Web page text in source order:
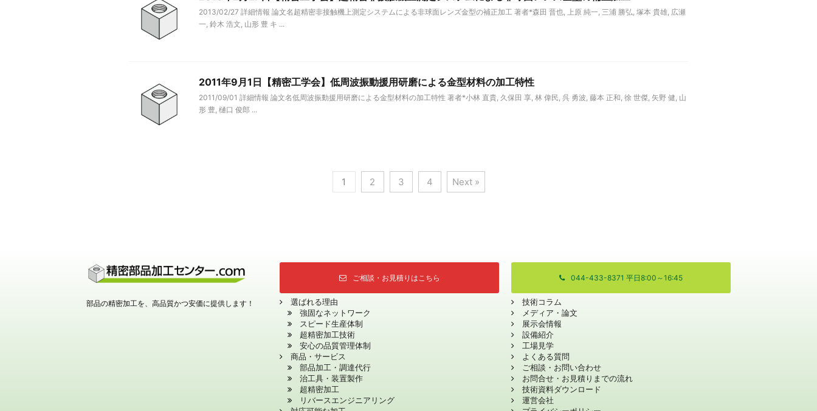
2013/02/27 詳細情報 論文名超精密非接触機上測定システムによる非球面レンズ金型の補正加工 著者*森田 晋也, 上原 純一, 三浦 勝弘, 塚本 貴雄, 広瀬
一, 鈴木 浩文, 山形 豊 キ ...
2011年9月1日【精密工学会】低周波振動援用研磨による金型材料の加工特性
2011/09/01 詳細情報 論文名低周波振動援用研磨による金型材料の加工特性 著者*小林 直貴, 久保田 享, 林 偉民, 呉 勇波, 藤本 正和, 徐 世傑, 矢野 健, 山
形 豊, 樋口 俊郎 ...
1 2 3 4 Next »
ご相談・お見積りはこちら
選ばれる理由
強固なネットワーク
スピード生産体制
超精密加工技術
安心の品質管理体制
商品・サービス
部品加工・調達代行
治工具・装置製作
超精密加工
リバースエンジニアリング
044-433-8371 平日8:00～16:45
技術コラム
メディア・論文
展示会情報
設備紹介
工場見学
よくある質問
ご相談・お問い合わせ
お問合せ・お見積りまでの流れ
技術資料ダウンロード
運営会社
部品の精密加工を、高品質かつ安価に提供します！